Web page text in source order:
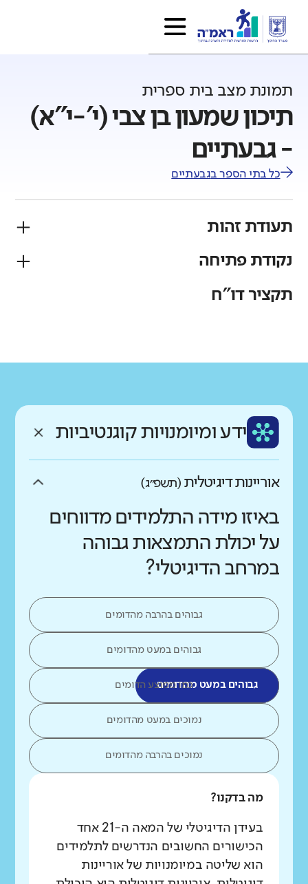
תמונת מצב בית ספרית
תיכון שמעון בן צבי (י'-י"א)
- גבעתיים
כל בתי הספר בגבעתיים
תעודת זהות
פיקוח
נקודת פתיחה
רקע חברתי כלכלי
ממוצע תלמידים בכיתה
גבוה נמוך
תקציר דו"ח
ידע ומיומנויות קוגנטיביות
אוריינות דיגיטלית (תשפ״ג)
באיזו מידה התלמידים מדווחים
על יכולת התמצאות גבוהה
במרחב הדיגיטלי?
גבוהים בהרבה מהדומים
גבוהים במעט מהדומים
גבוהים במעט מהדומיםכמו ממוצע הדומים
נמוכים במעט מהדומים
נמוכים בהרבה מהדומים
מה בדקנו?
בעידן הדיגיטלי של המאה ה-21 אחד
הכישורים החשובים הנדרשים לתלמידים
הוא שליטה במיומנויות של אוריינות